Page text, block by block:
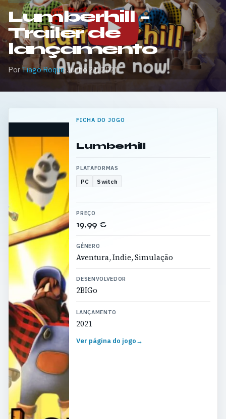
Lumberhill –
Trailer de
lançamento
PorTiago Roque·Junho 21, 2021
FICHA DO JOGO
Lumberhill
PLATAFORMAS
PC Switch
PREÇO
19,99 €
GÉNERO
Aventura, Indie, Simulação
DESENVOLVEDOR
2BIGo
LANÇAMENTO
2021
Ver página do jogo→